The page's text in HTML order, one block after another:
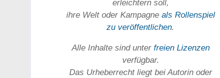
erleichtern soll,
ihre Welt oder Kam­pagne als Rollenspiel
zu ver­öffent­lichen.
Alle Inhalte sind unter freien Lizenzen
verfügbar.
Das Urheber­recht liegt bei Autorin oder